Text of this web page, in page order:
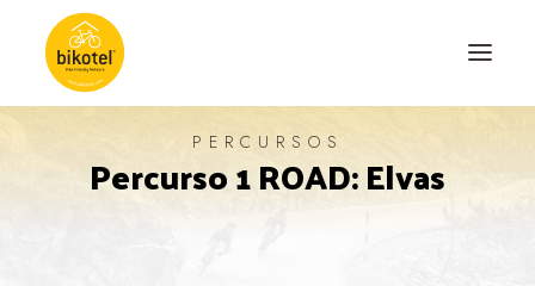
SOBRE NÓS
PERCURSOS
Percurso 1 ROAD: Elvas